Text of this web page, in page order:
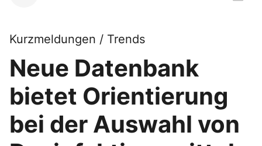
Kurzmeldungen / Trends
Neue Datenbank
bietet Orientierung
bei der Auswahl von